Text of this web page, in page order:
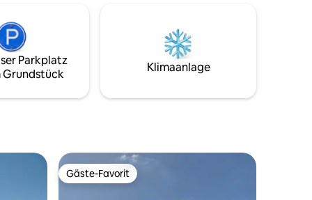
Sie
Inseln,
TV, Klimaanlage und WLAN. Genieße
Speisen und Getränke auf der Terrasse
mit spektakulärem Blick auf die tiefblaue
Ägäis. Der Hafen von Adamas ist 5
Parkplatz
Grundstück
Klimaanlage
Gäste-Favorit
Gäste-Favorit